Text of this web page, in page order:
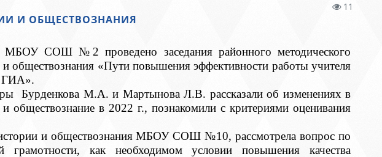
11
И ОБЩЕСТВОЗНАНИЯ
МБОУ СОШ №2 проведено заседания районного методического
и обществознания «Пути повышения эффективности работы учителя
ГИА».
М.А. и Мартынова Л.В. рассказали об изменениях в
в 2022 г., познакомили с критериями оценивания
и обществознания МБОУ СОШ №10, рассмотрела вопрос по
грамотности, как необходимом условии повышения качества